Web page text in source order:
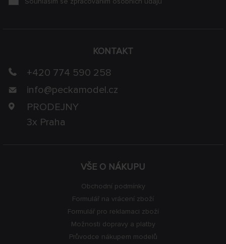
VŠE O NÁKUPU
Obchodní podmínky
Formulář na vrácení zboží
Formulář pro reklamaci zboží
Možnosti dopravy a platby
Průvodce nákupem modelů
KONTAKT
+420 774 590 258
info@peckamodel.cz
PRODEJNY
3x Praha